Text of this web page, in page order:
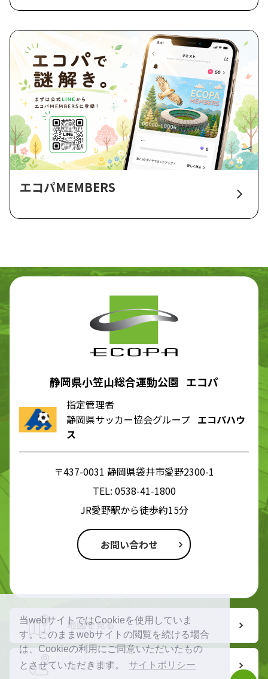
当webサイトではCookieを使用していま
す。このままwebサイトの閲覧を続ける場合
は、Cookieの利用にご同意いただいたもの
とさせていただきます。
サイトポリシー
エコパMEMBERS
静岡県小笠山総合運動公園 エコパ
指定管理者
静岡県サッカー協会グループ エコパハウ
ス
〒437-0031 静岡県袋井市愛野2300-1
TEL: 0538-41-1800
JR愛野駅から徒歩約15分
お問い合わせ
地図を見る
ルート検索